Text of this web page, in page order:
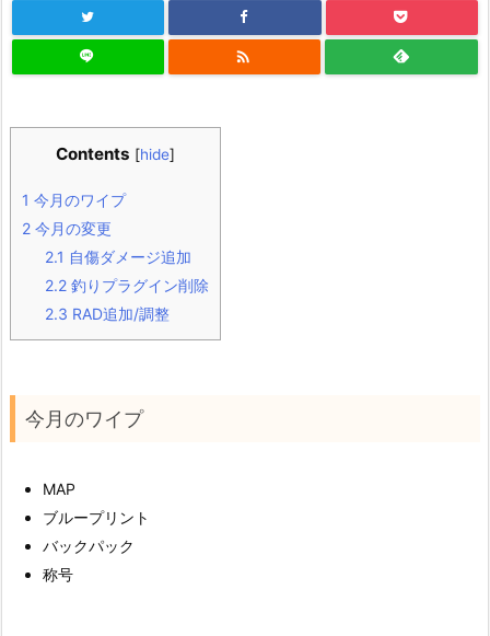

Contents [hide]
1 今月のワイプ
2 今月の変更
2.1 自傷ダメージ追加
2.2 釣りプラグイン削除
2.3 RAD追加/調整
今月のワイプ
MAP
ブループリント
バックパック
称号